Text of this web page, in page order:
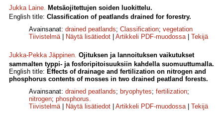
Jukka Laine. Metsäojitettujen soiden luokittelu.
English title: Classification of peatlands drained for forestry.
Avainsanat: drained peatlands; Classification; vegetation
Tiivistelmä| Näytä lisätiedot Artikkeli PDF-muodossa| Tekijä
Jukka-Pekka Jäppinen. Ojituksen ja lannoituksen vaikutukset
sammalten typpi- ja fosforipitoisuuksiin kahdella suomuuttumalla.
English title: Effects of drainage and fertiliza­tion on nitrogen and
phosphorus contents of mosses in two drained peatland forests.
Avainsanat: drained peatlands; bryophytes; fertilization;
nitrogen; phosphorus.
Tiivistelmä| Näytä lisätiedot Artikkeli PDF-muodossa| Tekijä